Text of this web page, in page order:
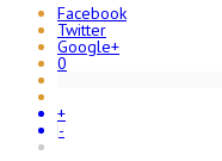
Facebook
Twitter
Google+
0
+
-